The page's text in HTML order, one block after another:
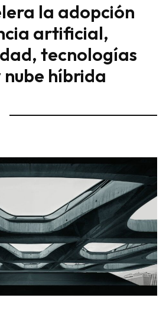
la adopción
artificial,
tecnologías
híbrida